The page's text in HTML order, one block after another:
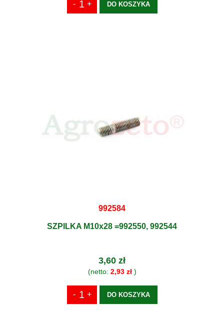
DO KOSZYKA
992584
SZPILKA M10x28 =992550, 992544
3,60 zł
(netto: 2,93 zł)
DO KOSZYKA